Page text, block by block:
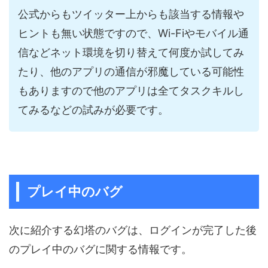
公式からもツイッター上からも該当する情報や
ヒントも無い状態ですので、Wi-Fiやモバイル通
信などネット環境を切り替えて何度か試してみ
たり、他のアプリの通信が邪魔している可能性
もありますので他のアプリは全てタスクキルし
てみるなどの試みが必要です。
プレイ中のバグ
次に紹介する幻塔のバグは、ログインが完了した後
のプレイ中のバグに関する情報です。